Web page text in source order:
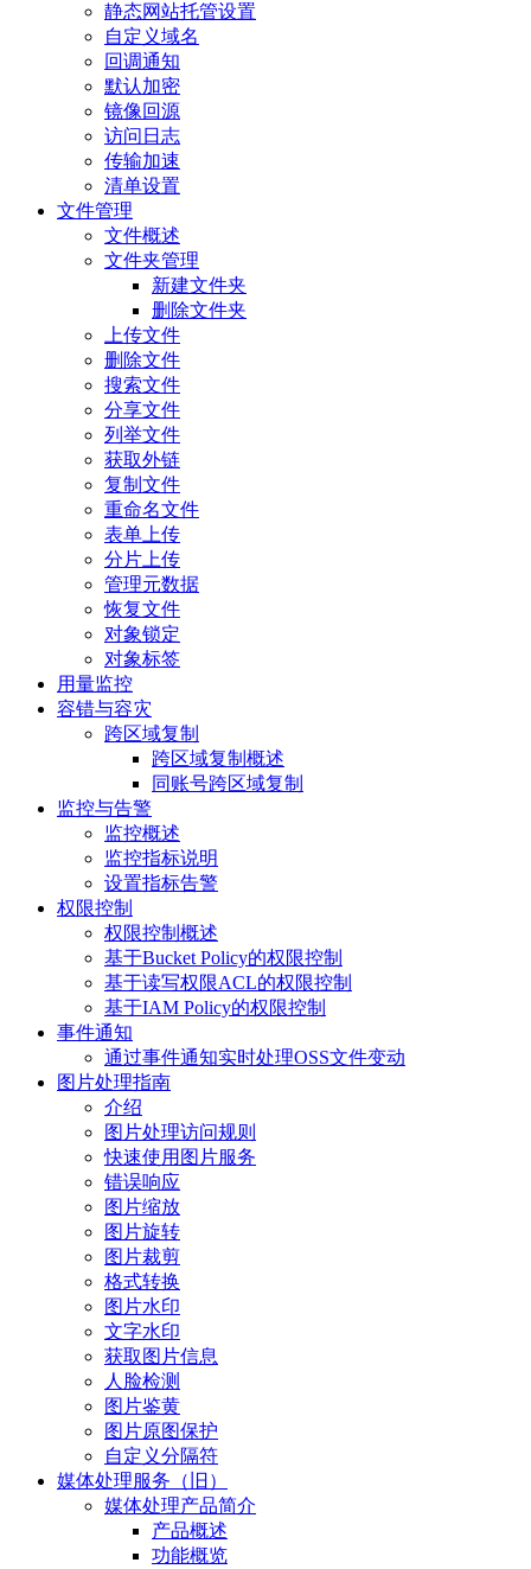
静态网站托管设置
自定义域名
回调通知
默认加密
镜像回源
访问日志
传输加速
清单设置
文件管理
文件概述
文件夹管理
新建文件夹
删除文件夹
上传文件
删除文件
搜索文件
分享文件
列举文件
获取外链
复制文件
重命名文件
表单上传
分片上传
管理元数据
恢复文件
对象锁定
对象标签
用量监控
容错与容灾
跨区域复制
跨区域复制概述
同账号跨区域复制
监控与告警
监控概述
监控指标说明
设置指标告警
权限控制
权限控制概述
基于Bucket Policy的权限控制
基于读写权限ACL的权限控制
基于IAM Policy的权限控制
事件通知
通过事件通知实时处理OSS文件变动
图片处理指南
介绍
图片处理访问规则
快速使用图片服务
错误响应
图片缩放
图片旋转
图片裁剪
格式转换
图片水印
文字水印
获取图片信息
人脸检测
图片鉴黄
图片原图保护
自定义分隔符
媒体处理服务（旧）
媒体处理产品简介
产品概述
功能概览